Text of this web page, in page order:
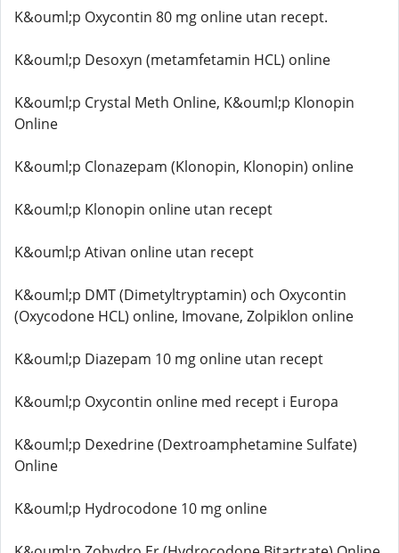
K&ouml;p Oxycontin 80 mg online utan recept.
K&ouml;p Desoxyn (metamfetamin HCL) online
K&ouml;p Crystal Meth Online, K&ouml;p Klonopin
Online
K&ouml;p Clonazepam (Klonopin, Klonopin) online
K&ouml;p Klonopin online utan recept
K&ouml;p Ativan online utan recept
K&ouml;p DMT (Dimetyltryptamin) och Oxycontin
(Oxycodone HCL) online, Imovane, Zolpiklon online
K&ouml;p Diazepam 10 mg online utan recept
K&ouml;p Oxycontin online med recept i Europa
K&ouml;p Dexedrine (Dextroamphetamine Sulfate)
Online
K&ouml;p Hydrocodone 10 mg online